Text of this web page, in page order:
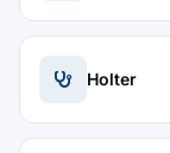
Holter